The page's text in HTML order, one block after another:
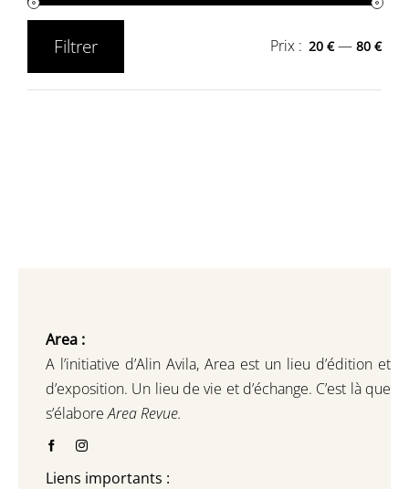
Filtrer Prix : 20 €—80 €
Area :
A l’initiative d’Alin Avila, Area est un lieu d’édition et
d’exposition. Un lieu de vie et d’échange. C’est là que
s’élaboreArea Revue.
Liens importants :